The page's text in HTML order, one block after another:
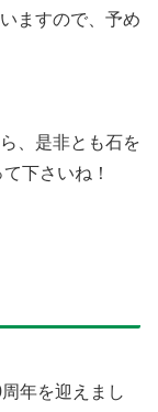
ますので、予め
、是非とも石を
下さいね！
年を迎えまし